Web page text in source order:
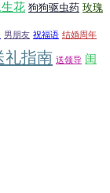
生花 狗狗驱虫药 玫瑰
男朋友 祝福语 结婚周年
礼指南 送领导 闺